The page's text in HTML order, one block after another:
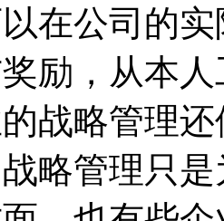
在公司的
励，从本
战略管理
略管理只